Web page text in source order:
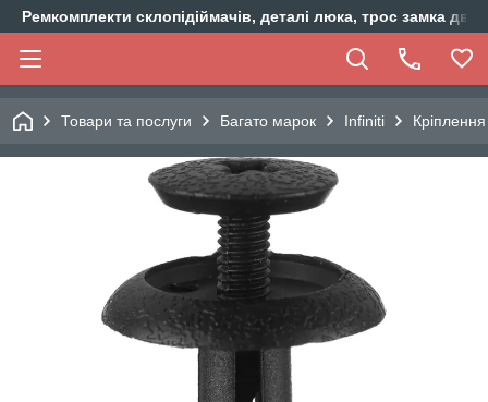
Ремкомплекти склопідіймачів, деталі люка, трос замка
Товари та послуги Багато марок Infiniti